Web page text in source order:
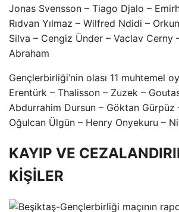
Jonas Svensson – Tiago Djalo –
Rıdvan Yılmaz – Wilfred Ndidi –
Silva – Cengiz Ünder – Vaclav Cerny
Abraham
Gençlerbirliği’nin olası 11 muhtemel
Erentürk – Thalisson – Zuzek –
Abdurrahim Dursun – Göktan Gürpüz
Oğulcan Ülgün – Henry Onyekuru –
KAYIP VE
KİŞİLER